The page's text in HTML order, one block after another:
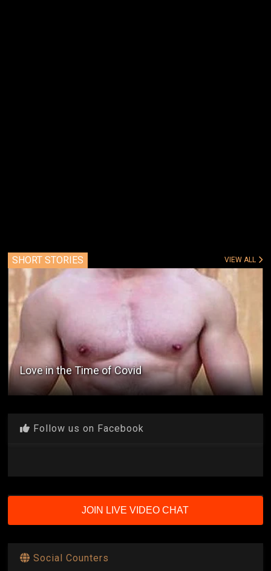
SHORT STORIES VIEW ALL
Love in the Time of Covid
Follow us on Facebook
JOIN LIVE VIDEO CHAT
Social Counters